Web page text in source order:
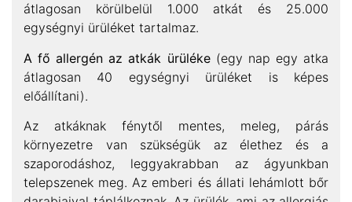
átlagosan körülbelül 1.000 atkát és 25.000
egységnyi ürüléket tartalmaz.
A fő allergén az atkák ürüléke(egy nap egy atka
átlagosan 40 egységnyi ürüléket is képes
előállítani).
Az atkáknak fénytől mentes, meleg, párás
környezetre van szükségük az élethez és a
szaporodáshoz, leggyakrabban az ágyunkban
telepszenek meg. Az emberi és állati lehámlott bőr